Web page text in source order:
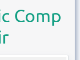
Comp